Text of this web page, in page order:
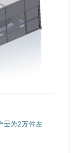
量为2万件左